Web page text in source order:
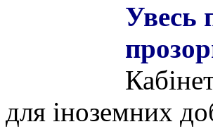
Увесь
для іноземних